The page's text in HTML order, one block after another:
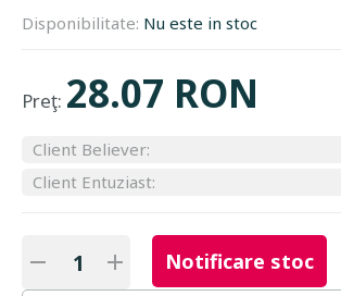
Disponibilitate: Nu este in stoc
Preţ: 28.07 RON
Client Believer:
Client Entuziast:
Notificare stoc